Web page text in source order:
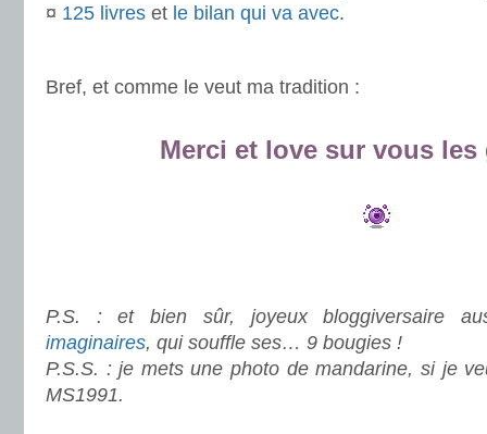
¤ 125 livres et le bilan qui va avec.
Bref, et comme le veut ma tradition :
Merci et love sur vous les
P.S. : et bien sûr, joyeux bloggiversaire
imaginaires, qui souffle ses… 9 bougies !
P.S.S. : je mets une photo de mandarine, si je
MS1991.